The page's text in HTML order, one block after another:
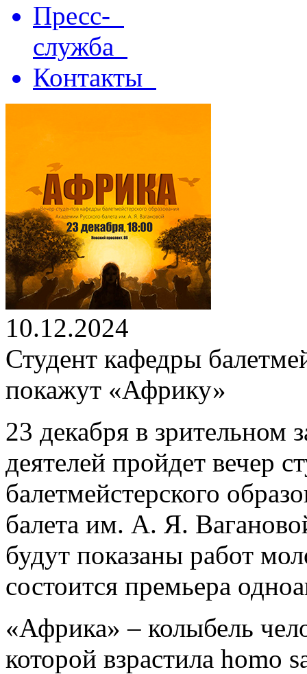
Пресс-
служба
Контакты
10.12.2024
Студент кафедры
покажут «Африку»
23 декабря в зрительном
деятелей пройдет вечер
балетмейстерского
балета им. А. Я.
будут показаны работ
состоится премьера
«Африка» – колыбель
которой взрастила homo